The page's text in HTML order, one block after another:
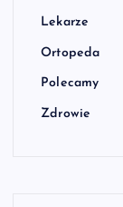
Lekarze
Ortopeda
Polecamy
Zdrowie